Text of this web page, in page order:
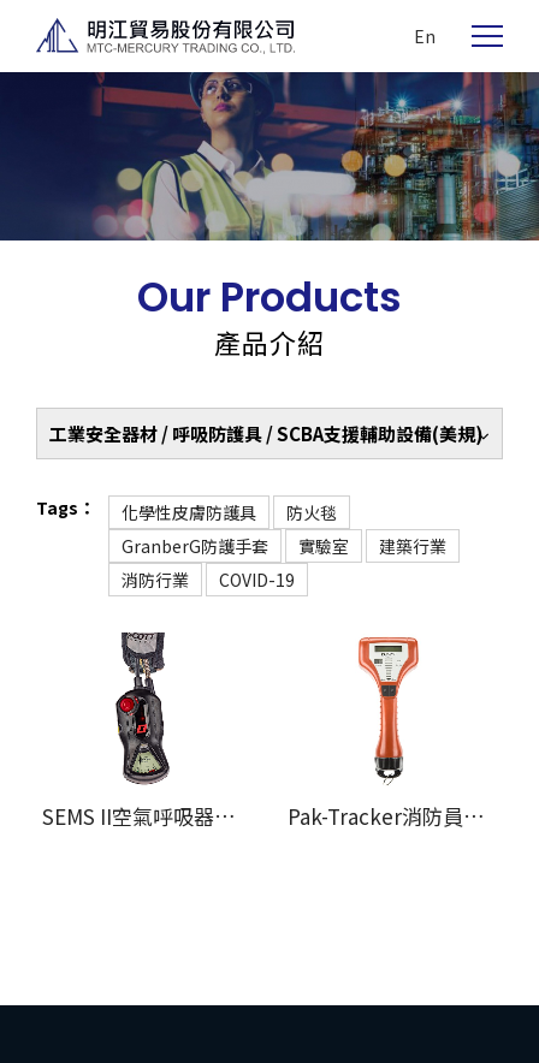
En
Our Products
產品介紹
工業安全器材 / 呼吸防護具 / SCBA支援輔助設備(美規)
Tags： 化學性皮膚防護具
防火毯
GranberG防護手套
實驗室
建築行業
消防行業
COVID-19
SEMS II空氣呼吸器管理裝置 Pak-Tracker消防員搜救定位系統